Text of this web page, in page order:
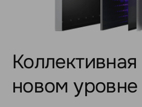
новом уровне